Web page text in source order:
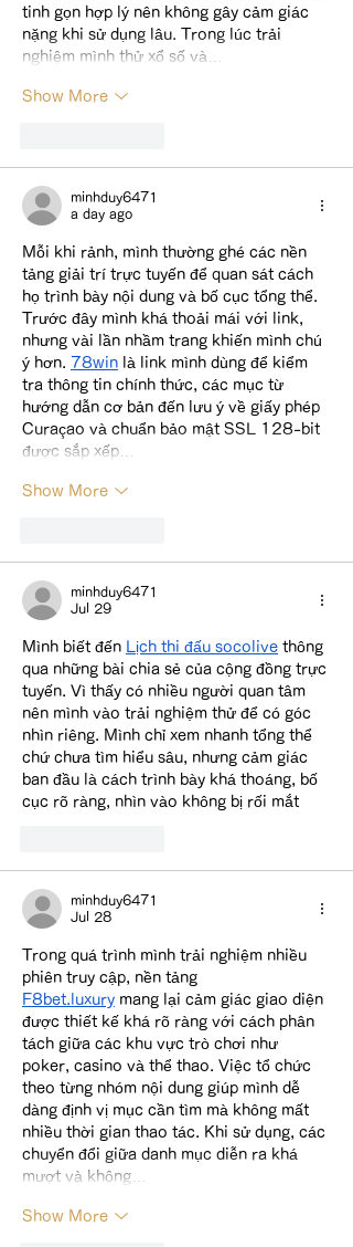
tinh gọn hợp lý nên không gây cảm giác
nặng khi sử dụng lâu. Trong lúc trải
nghiệm mình thử xổ số và…
Show More
minhduy6471
a day ago
Mỗi khi rảnh, mình thường ghé các nền
tảng giải trí trực tuyến để quan sát cách
họ trình bày nội dung và bố cục tổng thể.
Trước đây mình khá thoải mái với link,
nhưng vài lần nhầm trang khiến mình chú
ý hơn. 78win là link mình dùng để kiểm
tra thông tin chính thức, các mục từ
hướng dẫn cơ bản đến lưu ý về giấy phép
Curaçao và chuẩn bảo mật SSL 128-bit
được sắp xếp…
Show More
minhduy6471
Jul 29
Mình biết đến Lịch thi đấu socolive thông
qua những bài chia sẻ của cộng đồng trực
tuyến. Vì thấy có nhiều người quan tâm
nên mình vào trải nghiệm thử để có góc
nhìn riêng. Mình chỉ xem nhanh tổng thể
chứ chưa tìm hiểu sâu, nhưng cảm giác
ban đầu là cách trình bày khá thoáng, bố
cục rõ ràng, nhìn vào không bị rối mắt
minhduy6471
Jul 28
Trong quá trình mình trải nghiệm nhiều
phiên truy cập, nền tảng
F8bet.luxury mang lại cảm giác giao diện
được thiết kế khá rõ ràng với cách phân
tách giữa các khu vực trò chơi như
poker, casino và thể thao. Việc tổ chức
theo từng nhóm nội dung giúp mình dễ
dàng định vị mục cần tìm mà không mất
nhiều thời gian thao tác. Khi sử dụng, các
chuyển đổi giữa danh mục diễn ra khá
mượt và không…
Show More